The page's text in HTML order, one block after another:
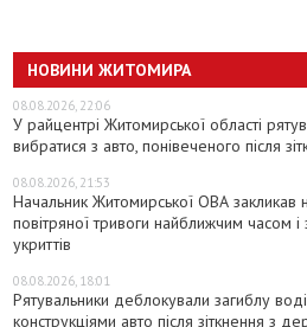
НОВИНИ ЖИТОМИРА
08.08.2026, 22:06
У райцентрі Житомирської області
вибратися з авто, понівеченого після
08.08.2026, 21:53
Начальник Житомирської ОВА закликав
повітряної тривоги найближчим часом
укриттів
08.08.2026, 18:01
Рятувальники деблокували загиблу
конструкціями авто після зіткнення з